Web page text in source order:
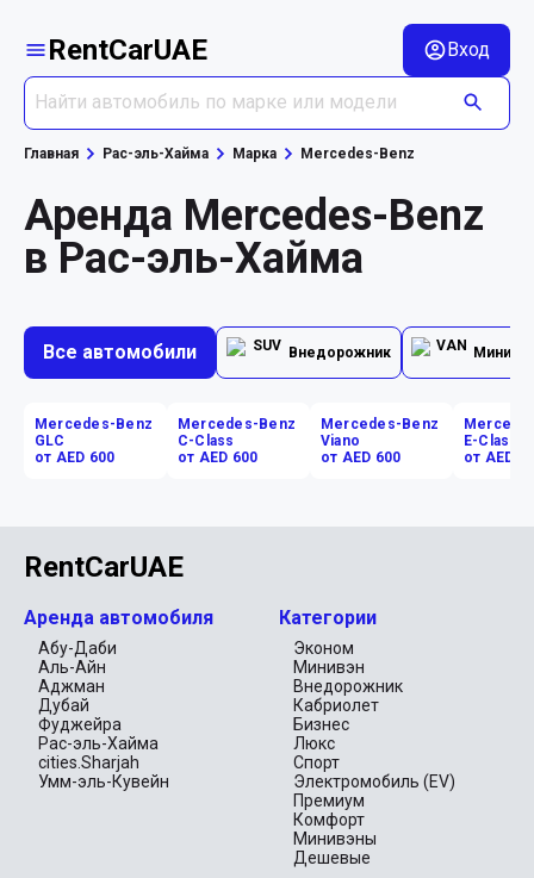
RentCarUAE Вход
Главная Рас-эль-Хайма Марка Mercedes-Benz
Аренда Mercedes-Benz
в Рас-эль-Хайма
Все автомобили Внедорожник
Mercedes-Benz
GLC
от AED 600
Mercedes-Benz
C-Class
от AED 600
Mercedes-Benz
Viano
от AED 600
E-Class
от AED
RentCarUAE
Аренда автомобиля
Абу-Даби
Аль-Айн
Аджман
Дубай
Фуджейра
Рас-эль-Хайма
cities.Sharjah
Умм-эль-Кувейн
Категории
Эконом
Минивэн
Внедорожник
Кабриолет
Бизнес
Люкс
Спорт
Электромобиль (EV)
Премиум
Комфорт
Минивэны
Дешевые